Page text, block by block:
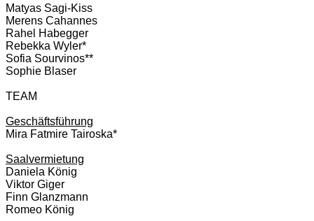
Matyas Sagi-Kiss
Merens Cahannes
Rahel Habegger
Rebekka Wyler*
Sofia Sourvinos**
Sophie Blaser
TEAM
Geschäftsführung
Mira Fatmire Tairoska*
Saalvermietung
Daniela König
Viktor Giger
Finn Glanzmann
Romeo König